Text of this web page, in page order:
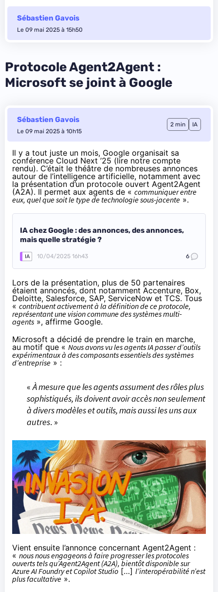
Sébastien Gavois
Le 09 mai 2025 à 15h50
Protocole Agent2Agent :
Microsoft se joint à Google
Sébastien Gavois
Le 09 mai 2025 à 10h15
2 min IA
Il y a tout juste un mois, Google organisait sa
conférence Cloud Next ’25 (lire notre compte
rendu). C’était le théâtre de nombreuses annonces
autour de l’intelligence artificielle, notamment avec
la présentation d’un protocole ouvert Agent2Agent
(A2A). Il permet aux agents de « communiquer entre
eux, quel que soit le type de technologie sous-jacente ».
IA chez Google : des annonces, des annonces,
mais quelle stratégie ?
IA 10/04/2025 16h43 6
Lors de la présentation, plus de 50 partenaires
étaient annoncés, dont notamment Accenture, Box,
Deloitte, Salesforce, SAP, ServiceNow et TCS. Tous
« contribuent activement à la définition de ce protocole,
représentant une vision commune des systèmes multi-
agents », affirme Google.
Microsoft a décidé de prendre le train en marche,
au motif que « Nous avons vu les agents IA passer d’outils
expérimentaux à des composants essentiels des systèmes
d’entreprise » :
«À mesure que les agents assument des rôles plus
sophistiqués, ils doivent avoir accès non seulement
à divers modèles et outils, mais aussi les uns aux
autres. »
Vient ensuite l’annonce concernant Agent2Agent :
« nous nous engageons à faire progresser les protocoles
ouverts tels qu’Agent2Agent (A2A), bientôt disponible sur
Azure AI Foundry et Copilot Studio […] l’interopérabilité n’est
plus facultative ».